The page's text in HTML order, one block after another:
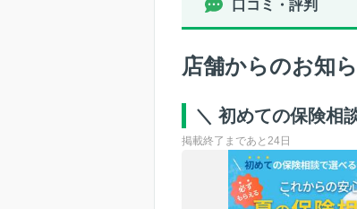
口コミ・評判
店舗からのお知
＼ 初めての保険相
掲載終了まであと24日